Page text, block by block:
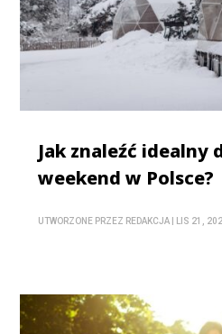
Jak znaleźć idealny
weekend w Polsce?
UTWORZONE PRZEZ REDAKCJA LIS 21,